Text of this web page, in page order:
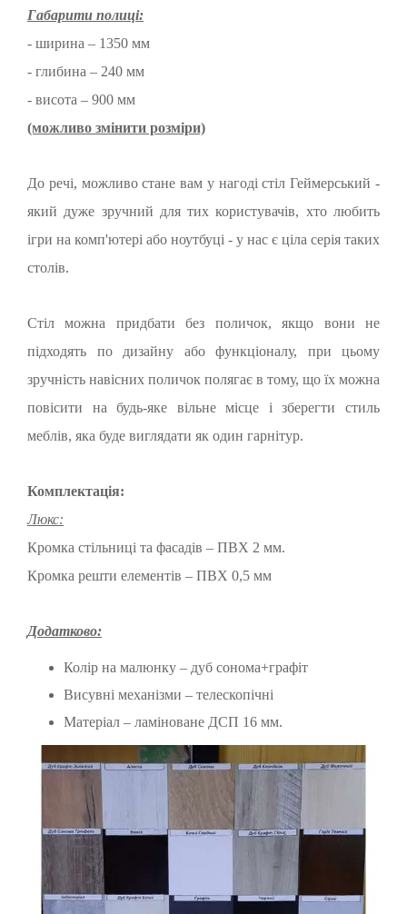
Габарити полиці:
- ширина – 1350 мм
- глибина – 240 мм
- висота – 900 мм
(можливо змінити розміри)
До речі, можливо стане вам у нагоді стіл Геймерський -
який дуже зручний для тих користувачів, хто любить
ігри на комп'ютері або ноутбуці - у нас є ціла серія таких
столів.
Стіл можна придбати без поличок, якщо вони не
підходять по дизайну або функціоналу, при цьому
зручність навісних поличок полягає в тому, що їх можна
повісити на будь-яке вільне місце і зберегти стиль
меблів, яка буде виглядати як один гарнітур.
Комплектація:
Люкс:
Кромка стільниці та фасадів – ПВХ 2 мм.
Кромка решти елементів – ПВХ 0,5 мм
Додатково:
Колір на малюнку – дуб сонома+графіт
Висувні механізми – телескопічні
Матеріал – ламіноване ДСП 16 мм.